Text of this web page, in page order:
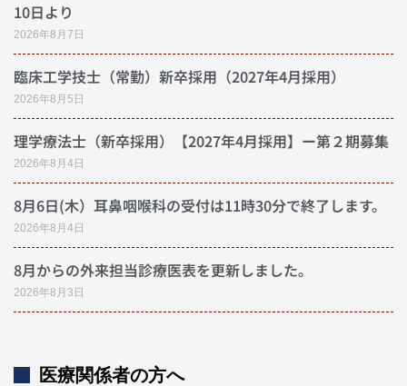
10日より
2026年8月7日
臨床工学技士（常勤）新卒採用（2027年4月採用）
2026年8月5日
理学療法士（新卒採用）【2027年4月採用】ー第２期募集
2026年8月4日
8月6日(木）耳鼻咽喉科の受付は11時30分で終了します。
2026年8月4日
8月からの外来担当診療医表を更新しました。
2026年8月3日
医療関係者の方へ